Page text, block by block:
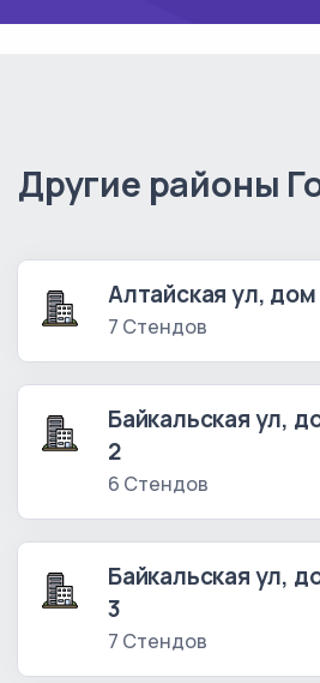
Другие районы
Алтайская ул,
7 Стендов
Байкальская ул,
2
6 Стендов
Байкальская ул,
3
7 Стендов